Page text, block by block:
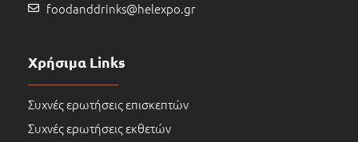
foodanddrinks@helexpo.gr
Χρήσιμα Links
Συχνές ερωτήσεις επισκεπτών
Συχνές ερωτήσεις εκθετών